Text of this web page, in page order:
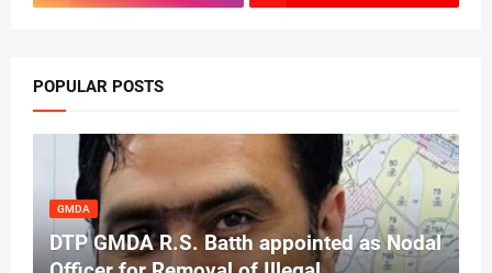
POPULAR POSTS
GMDA
DTP GMDA R.S. Batth appointed as Nodal